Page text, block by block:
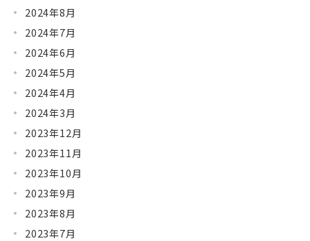
2024年8月
2024年7月
2024年6月
2024年5月
2024年4月
2024年3月
2023年12月
2023年11月
2023年10月
2023年9月
2023年8月
2023年7月